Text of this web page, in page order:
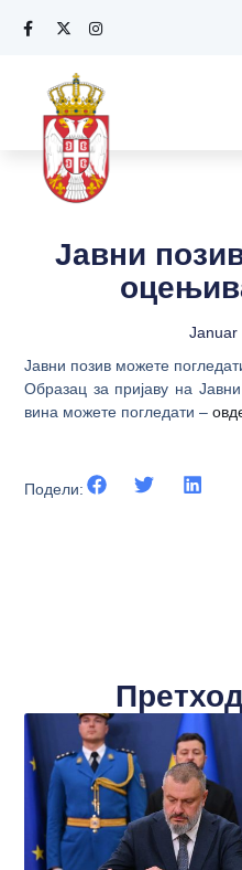
Јавни
Januar
Јавни позив можете
Образац за пријаву на
вина можете погледати –
Подели: